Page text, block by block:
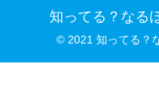
知ってる？なる
© 2021 知ってる？